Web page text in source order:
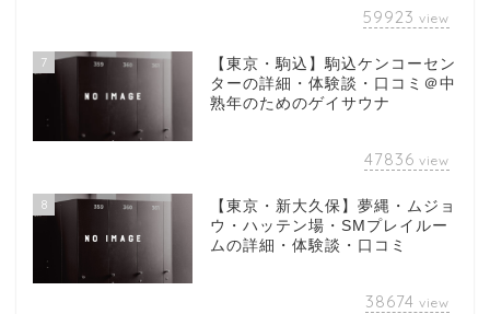
59923 view
7
【東京・駒込】駒込ケンコーセン
ターの詳細・体験談・口コミ＠中
熟年のためのゲイサウナ
47836 view
8
【東京・新大久保】夢縄・ムジョ
ウ・ハッテン場・SMプレイルー
ムの詳細・体験談・口コミ
38674 view